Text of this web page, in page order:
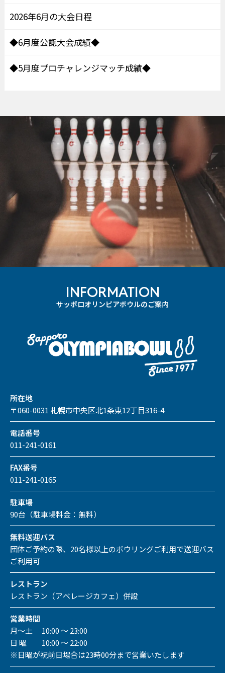
2026年6月の大会日程
◆6月度公認大会成績◆
◆5月度プロチャレンジマッチ成績◆
INFORMATION
サッポロオリンピアボウルのご案内
所在地
〒060-0031 札幌市中央区北1条東12丁目316-4
電話番号
011-241-0161
FAX番号
011-241-0165
駐車場
90台（駐車場料金：無料）
無料送迎バス
団体ご予約の際、20名様以上のボウリングご利用で送迎バス
ご利用可
レストラン
レストラン（アベレージカフェ）併設
営業時間
月～土 10:00 ～ 23:00
日 曜 10:00 ～ 22:00
※日曜が祝前日場合は23時00分まで営業いたします